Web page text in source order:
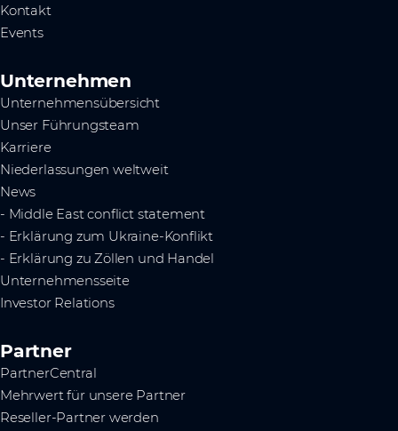
Kontakt
Events
Unternehmen
Unternehmensübersicht
Unser Führungsteam
Karriere
Niederlassungen weltweit
News
- Middle East conflict statement
- Erklärung zum Ukraine-Konflikt
- Erklärung zu Zöllen und Handel
Unternehmensseite
Investor Relations
Partner
PartnerCentral
Mehrwert für unsere Partner
Reseller-Partner werden